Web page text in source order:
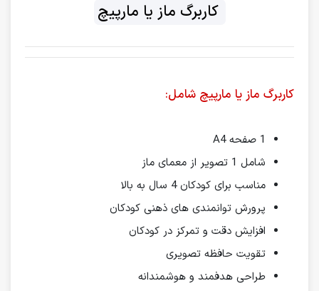
کاربرگ ماز یا مارپیچ
کاربرگ ماز یا مارپیچ شامل:
1 صفحه A4
شامل 1 تصویر از معمای ماز
مناسب برای کودکان 4 سال به بالا
پرورش توانمندی های ذهنی کودکان
افزایش دقت و تمرکز در کودکان
تقویت حافظه تصویری
طراحی هدفمند و هوشمندانه